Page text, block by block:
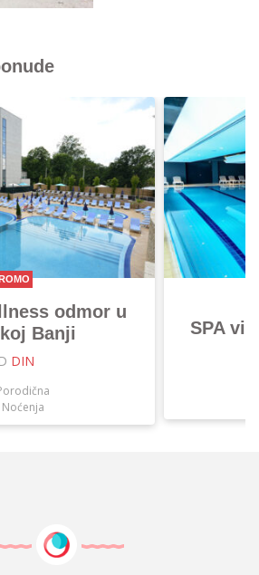
odmor u
Banji
DIN
SPA